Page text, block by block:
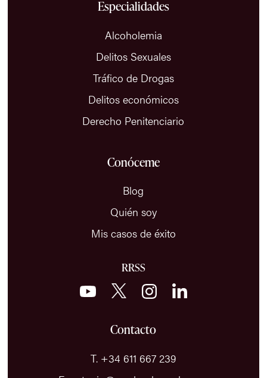
Especialidades
Alcoholemia
Delitos Sexuales
Tráfico de Drogas
Delitos económicos
Derecho Penitenciario
Conóceme
Blog
Quién soy
Mis casos de éxito
RRSS
Contacto
T. +34 611 667 239